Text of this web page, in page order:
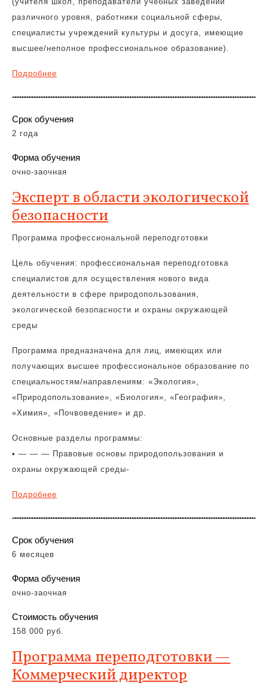
различного уровня, работники социальной сферы,
специалисты учреждений культуры и досуга, имеющие
высшее/неполное профессиональное образование).
Подробнее
Срок обучения
2 года
Форма обучения
очно-заочная
Эксперт в области экологической
безопасности
Программа профессиональной переподготовки
Цель обучения: профессиональная переподготовка
специалистов для осуществления нового вида
деятельности в сфере природопользования,
экологической безопасности и охраны окружающей
среды
Программа предназначена для лиц, имеющих или
получающих высшее профессиональное образование по
специальностям/направлениям: «Экология»,
«Природопользование», «Биология», «География»,
«Химия», «Почвоведение» и др.
Основные разделы программы:
• — — — Правовые основы природопользования и
охраны окружающей среды-
Подробнее
Срок обучения
6 месяцев
Форма обучения
очно-заочная
Стоимость обучения
158 000 руб.
Программа переподготовки —
Коммерческий директор